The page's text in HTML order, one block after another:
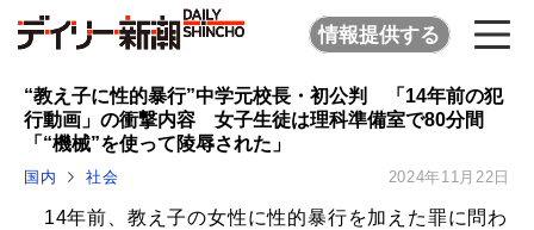
情報提供する
“教え子に性的暴行”中学元校長・初公判 「14年前の犯
行動画」の衝撃内容 女子生徒は理科準備室で80分間
「“機械”を使って陵辱された」
国内 社会 2024年11月22日
14年前、教え子の女性に性的暴行を加えた罪に問わ